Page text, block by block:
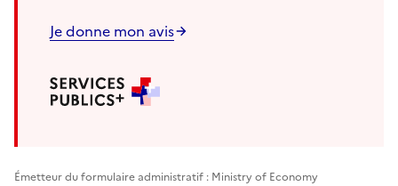
Je donne mon avis
Émetteur du formulaire administratif : Ministry of Economy